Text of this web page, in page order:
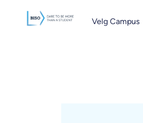
innholdet
Velg Campus